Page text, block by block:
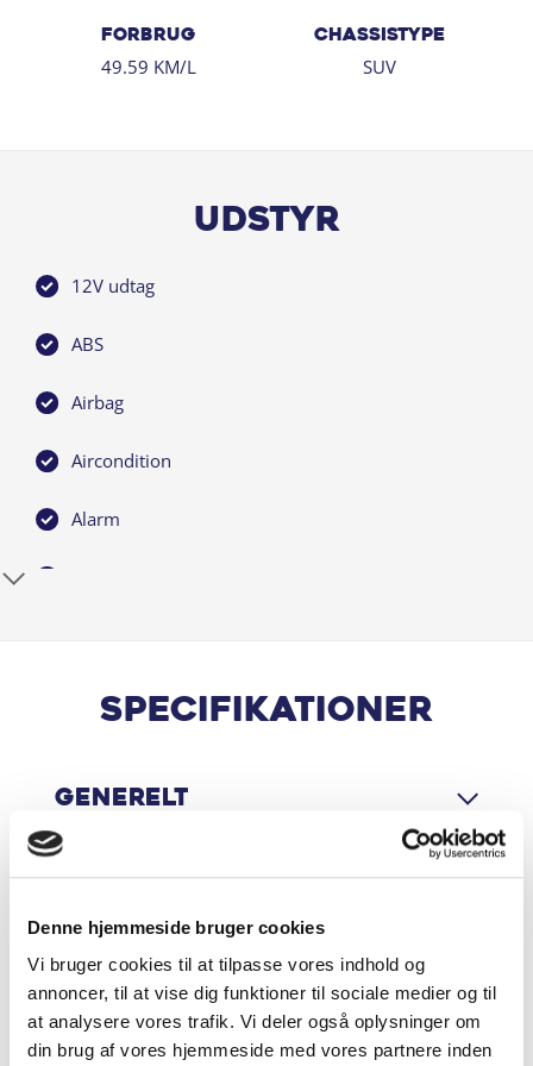
Denne hjemmeside bruger cookies
Vi bruger cookies til at tilpasse vores indhold og
annoncer, til at vise dig funktioner til sociale medier og til
at analysere vores trafik. Vi deler også oplysninger om
din brug af vores hjemmeside med vores partnere inden
Tlf. 56 67 70 00
til huse i et af områdets flotteste bilhuse. Her bliver du
mødt af faguddannet personale, der har mange års
erfaring. Hos Bjarne Nielsen A/S sælger vi mere end
10.000 biler årligt, og det er med til at give os et stort
netværk, hvad enten du ønsker at købe en bil privat
eller til din virksomhed. Til erhvervslivet har vi
finansieringsløsninger. Vores værksted rummer
VPS-område, hvor din Volvo får den bedste tænkelige
FORBRUG
49.59 KM/L
CHASSISTYPE
SUV
Udstyr
12V udtag
ABS
Airbag
Aircondition
Alarm
Apple CarPlay
Aut. nedblændeligt bakspejl
Automatisk nødbremsesystem
Automatisk nødopkald
Bagagerumsdækken
Specifikationer
Generelt
Økonomi